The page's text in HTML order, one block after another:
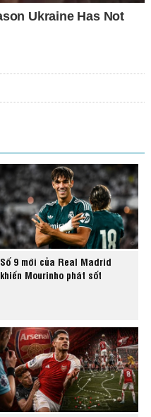
Số 9 mới của Real Madrid
khiến Mourinho phát sốt